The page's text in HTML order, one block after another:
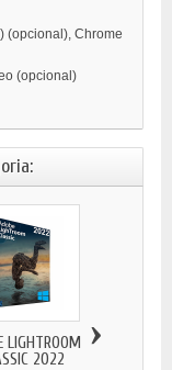
(opcional), Chrome
(opcional)
LIGHTROOM
2022
›